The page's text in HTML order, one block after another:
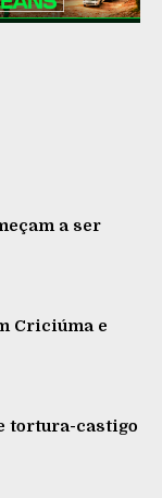
a ser
Criciúma e
tortura-castigo